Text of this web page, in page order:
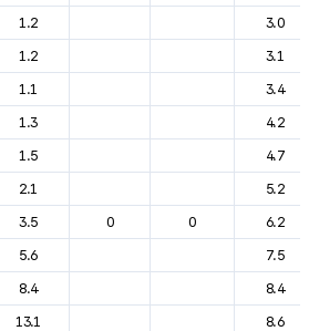
1.2
3.0
1.2
3.1
1.1
3.4
1.3
4.2
1.5
4.7
2.1
5.2
3.5 0 0
6.2
5.6
7.5
8.4
8.4
13.1
8.6